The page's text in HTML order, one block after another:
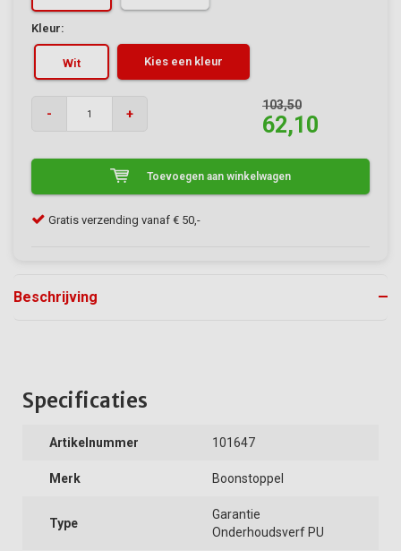
Kleur:
Wit Kies een kleur
- +
103,50
62,10
Toevoegen aan winkelwagen
Klanten geven VerfonlineXL een 9/10
Beschrijving
Specificaties
Artikelnummer 101647
Merk Boonstoppel
Type
Garantie
Onderhoudsverf PU